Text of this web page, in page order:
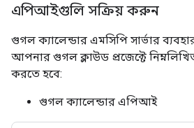
এপিআইগুলি সক্রিয় করুন
গুগল ক্যালেন্ডার এমসিপি সার্ভার
আপনার গুগল ক্লাউড প্রজেক্টে
করতে হবে:
গুগল ক্যালেন্ডার এপিআই